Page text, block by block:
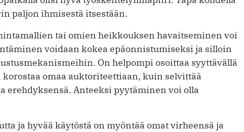
paljon ihmisestä itsestään.
tai omien heikkouksen havaitseminen voi
voidaan kokea epäonnistumiseksi ja silloin
On helpompi osoittaa syyttävällä
omaa auktoriteettiaan, kuin selvittää
erehdyksensä. Anteeksi pyytäminen voi olla
ja hyvää käytöstä on myöntää omat virheensä ja